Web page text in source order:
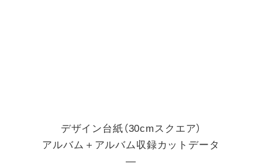
デザイン台紙（30cmスクエア）
アルバム＋アルバム収録カットデータ
―